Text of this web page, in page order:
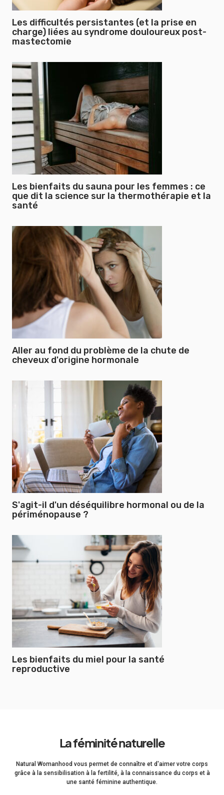
Les difficultés persistantes (et la prise en
charge) liées au syndrome douloureux post-
mastectomie
Les bienfaits du sauna pour les femmes : ce
que dit la science sur la thermothérapie et la
santé
Aller au fond du problème de la chute de
cheveux d'origine hormonale
S'agit-il d'un déséquilibre hormonal ou de la
périménopause ?
Les bienfaits du miel pour la santé
reproductive
La féminité naturelle
Natural Womanhood vous permet de connaître et d'aimer votre corps
grâce à la sensibilisation à la fertilité, à la connaissance du corps et à
une santé féminine authentique.